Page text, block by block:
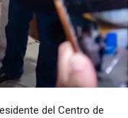
del Centro de